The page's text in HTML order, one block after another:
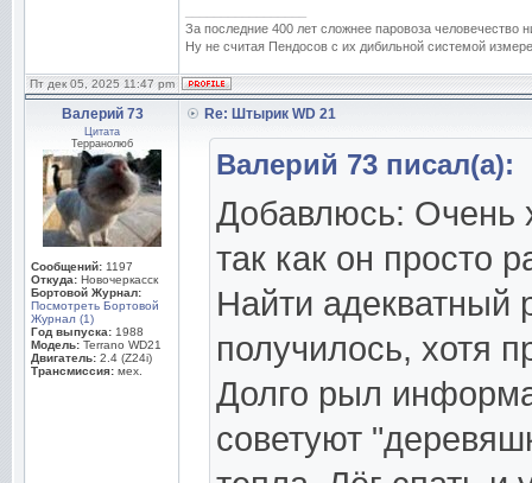
За последние 400 лет сложнее паровоза человечество
Ну не считая Пендосов с их дибильной системой
Пт дек 05, 2025 11:47 pm
Валерий 73
Цитата
Терранолюб
Сообщений: 1197
Откуда: Новочеркасск
Бортовой Журнал:
Посмотреть Бортовой
Журнал (1)
Год выпуска: 1988
Модель: Terrano WD21
Двигатель: 2.4 (Z24i)
Трансмиссия: мех.
Re: Штырик WD 21
Валерий 73 писал(а):
Добавлюсь: Очень
так как он просто
Найти адекватный
получилось, хотя
Долго рыл
советуют